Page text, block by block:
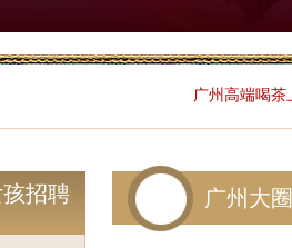
广州高端喝茶
招聘 广州大